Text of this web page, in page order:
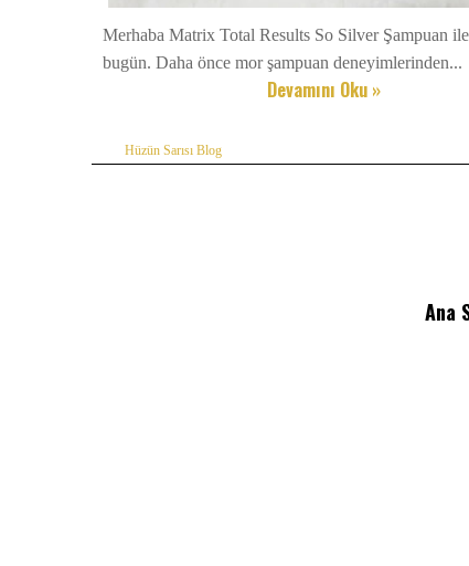
Merhaba Matrix Total Results So Silver Şampuan
bugün. Daha önce mor şampuan deneyimlerinden...
Devamını Oku »
Hüzün Sarısı Blog
Ana